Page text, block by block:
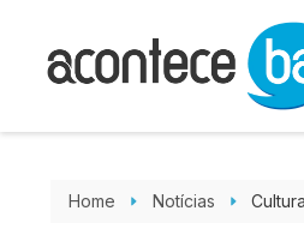
Home Notícias